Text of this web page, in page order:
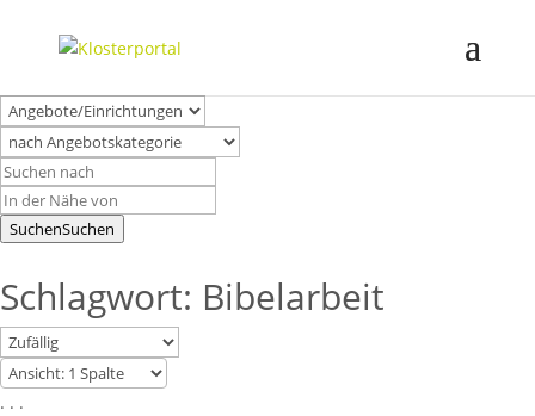
SuchenSuchen
Schlagwort: Bibelarbeit
. . .